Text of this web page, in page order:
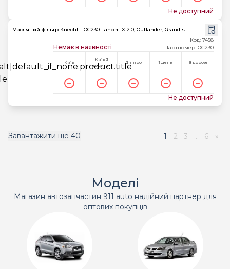
Не доступний
Масляний фільтр Knecht - OC230 Lancer IX 2.0, Outlander, Grandis
Немає в наявності
Код: 7458
Партномер: OC230
Київ
Київ 3
години
Дніпро 1 день В дорозі
Не доступний
Завантажити ще 40 1 2 3 ... 6 »
Моделі
Магазин автозапчастин 911 auto надійний партнер для
оптових покупців